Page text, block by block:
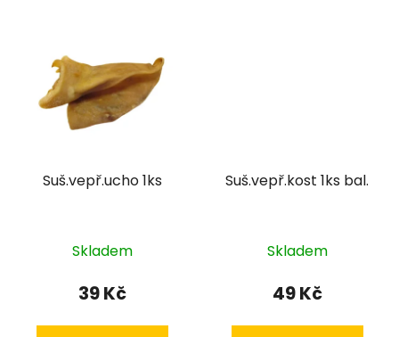
Suš.vepř.ucho 1ks
Skladem
39 Kč
Suš.vepř.kost 1ks bal.
Skladem
49 Kč